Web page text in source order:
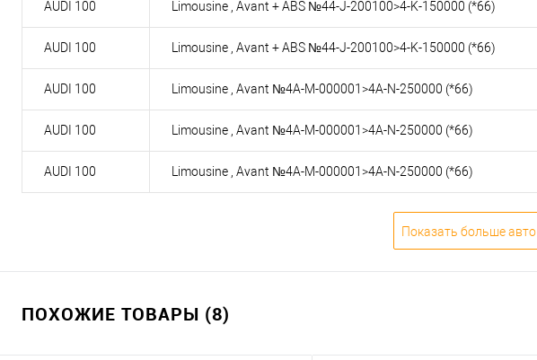
AUDI 100 Limousine , Avant + ABS №44-J-200100>4-K-150000 (*66)
AUDI 100 Limousine , Avant + ABS №44-J-200100>4-K-150000 (*66)
AUDI 100 Limousine , Avant №4A-M-000001>4A-N-250000 (*66)
AUDI 100 Limousine , Avant №4A-M-000001>4A-N-250000 (*66)
AUDI 100 Limousine , Avant №4A-M-000001>4A-N-250000 (*66)
Показать больше авто
ПОХОЖИЕ ТОВАРЫ (8)